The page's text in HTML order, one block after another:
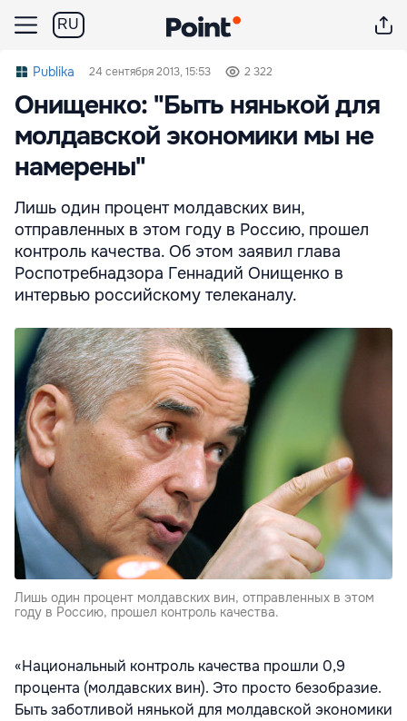
RU
Publika 24 сентября 2013, 15:53 2 322
Онищенко: "Быть нянькой для
молдавской экономики мы не
намерены"
Лишь один процент молдавских вин,
отправленных в этом году в Россию, прошел
контроль качества. Об этом заявил глава
Роспотребнадзора Геннадий Онищенко в
интервью российскому телеканалу.
Лишь один процент молдавских вин, отправленных в этом
году в Россию, прошел контроль качества.
«Национальный контроль качества прошли 0,9
процента (молдавских вин). Это просто безобразие.
Быть заботливой нянькой для молдавской экономики